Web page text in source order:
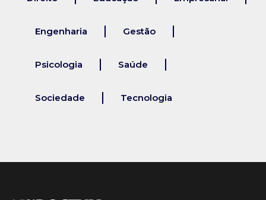
Engenharia Gestão
Psicologia Saúde
Sociedade Tecnologia